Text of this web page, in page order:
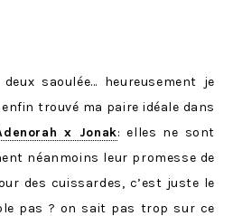
saoulée… heureusement je
trouvé ma paire idéale dans
x Jonak: elles ne sont
néanmoins leur promesse de
des cuissardes, c’est juste le
pas ? on sait pas trop sur ce